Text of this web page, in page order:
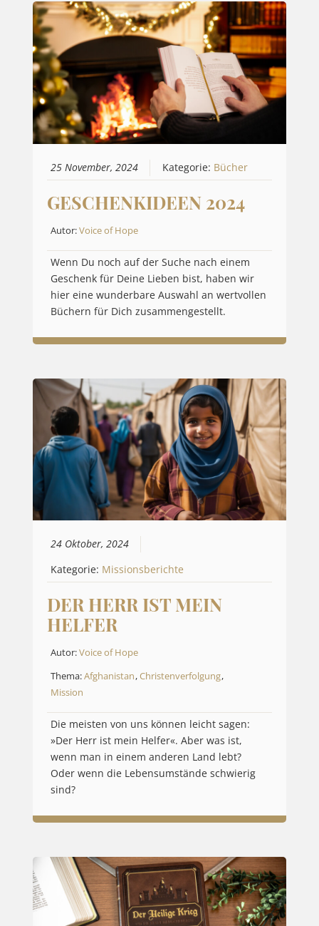
25 November, 2024 Kategorie: Bücher
GESCHENKIDEEN 2024
Autor:Voice of Hope
Wenn Du noch auf der Suche nach einem
Geschenk für Deine Lieben bist, haben wir
hier eine wunderbare Auswahl an wertvollen
Büchern für Dich zusammengestellt.
24 Oktober, 2024
Kategorie: Missionsberichte
DER HERR IST MEIN
HELFER
Autor:Voice of Hope
Thema:Afghanistan,Christenverfolgung,
Mission
Die meisten von uns können leicht sagen:
»Der Herr ist mein Helfer«. Aber was ist,
wenn man in einem anderen Land lebt?
Oder wenn die Lebensumstände schwierig
sind?